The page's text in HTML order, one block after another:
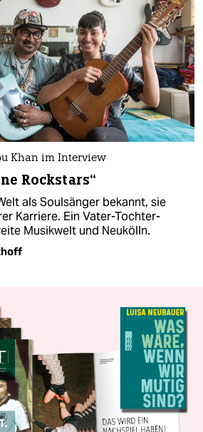
Khan im Interview
Rockstars“
als Soulsänger bekannt, sie
Karriere. Ein Vater-Tochter-
Musikwelt und Neukölln.